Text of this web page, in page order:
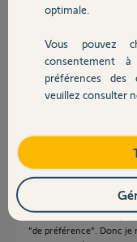
Devis avec un
Contact
Installation du détecteur
Bonne journée,
Bonjour, j'ai la même
atteindre. Dans la doc, il
"de préférence". Donc je
optimale.
Vous pouvez
consentement
préférences des
veuillez consulter